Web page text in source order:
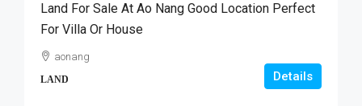
Land For Sale At Ao Nang Good Location Perfect
For Villa Or House
aonang
LAND Details